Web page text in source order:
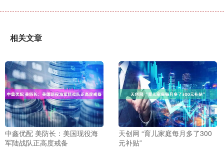
相关文章
中鑫优配 美防长：美国现役海
军陆战队正高度戒备
天创网 “育儿家庭每月多了300
元补贴”